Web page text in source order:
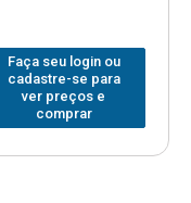
Faça seu login ou
cadastre-se para
ver preços e
comprar